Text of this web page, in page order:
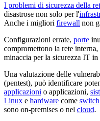
I problemi di sicurezza della
disastrose non solo per l'
Anche i migliori firewall non
Configurazioni errate, porte
compromettono la rete interna,
minaccia per la sicurezza IT in
Una valutazione delle
(pentest), può identificare
applicazioni o applicazioni,
Linux e hardware come switch
sono on-premises o nel cloud.